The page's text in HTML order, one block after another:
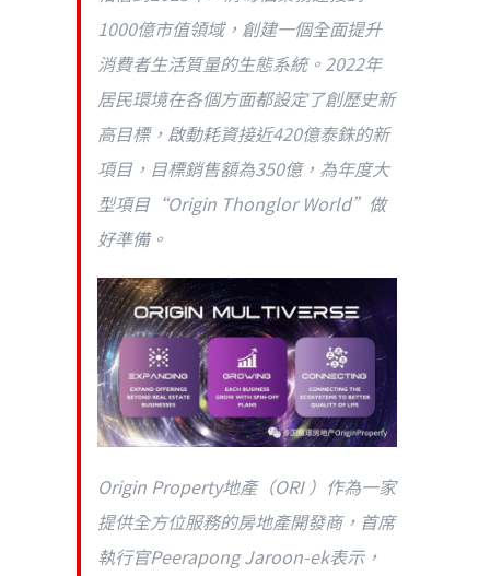
1000億市值領域，創建一個全面提升
消費者生活質量的生態系統。2022年
居民環境在各個方面都設定了創歷史新
高目標，啟動耗資接近420億泰銖的新
項目，目標銷售額為350億，為年度大
型項目“Origin Thonglor World”做
好準備。
Origin Property地產（ORI ）作為一家
提供全方位服務的房地產開發商，首席
執行官Peerapong Jaroon-ek表示，